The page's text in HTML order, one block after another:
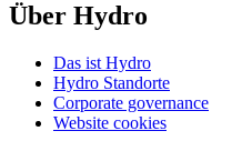
Über Hydro
Das ist Hydro
Hydro Standorte
Corporate governance
Website cookies